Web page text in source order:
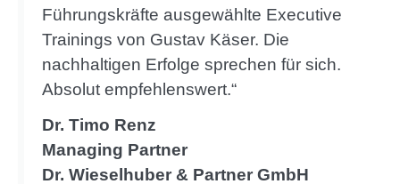
Führungskräfte ausgewählte Executive
Trainings von Gustav Käser. Die
nachhaltigen Erfolge sprechen für sich.
Absolut empfehlenswert.“
Dr. Timo Renz
Managing Partner
Dr. Wieselhuber & Partner GmbH